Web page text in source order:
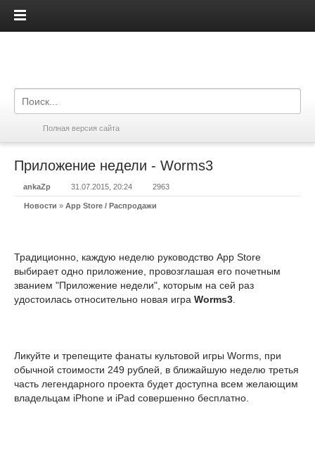
iPadis.ru
Полная версия сайта
Приложение недели - Worms3
ankaZp 31.07.2015, 20:24 2963
Новости » App Store / Распродажи
Традиционно, каждую неделю руководство App Store
выбирает одно приложение, провозглашая его почетным
званием "Приложение недели", которым на сей раз
удостоилась относительно новая игра Worms3
Ликуйте и трепещите фанаты культовой игры Worms, при
обычной стоимости 249 рублей, в ближайшую неделю третья
часть легендарного проекта будет доступна всем желающим
владельцам iPhone и iPad совершенно бесплатно.